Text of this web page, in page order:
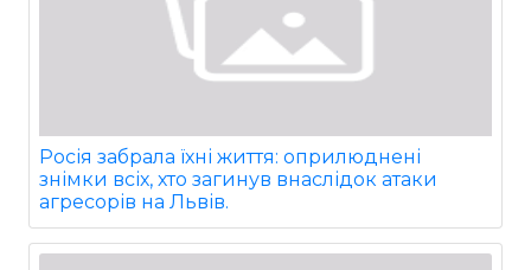
Росія забрала їхні життя: оприлюднені
знімки всіх, хто загинув внаслідок атаки
агресорів на Львів.